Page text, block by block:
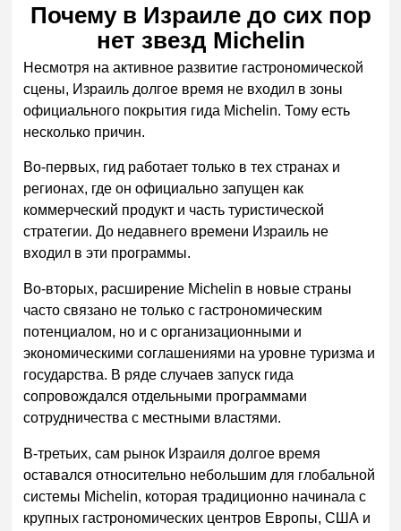
Почему в Израиле до сих пор
нет звезд Michelin
Несмотря на активное развитие гастрономической
сцены, Израиль долгое время не входил в зоны
официального покрытия гида Michelin. Тому есть
несколько причин.
Во-первых, гид работает только в тех странах и
регионах, где он официально запущен как
коммерческий продукт и часть туристической
стратегии. До недавнего времени Израиль не
входил в эти программы.
Во-вторых, расширение Michelin в новые страны
часто связано не только с гастрономическим
потенциалом, но и с организационными и
экономическими соглашениями на уровне туризма и
государства. В ряде случаев запуск гида
сопровождался отдельными программами
сотрудничества с местными властями.
В-третьих, сам рынок Израиля долгое время
оставался относительно небольшим для глобальной
системы Michelin, которая традиционно начинала с
крупных гастрономических центров Европы, США и